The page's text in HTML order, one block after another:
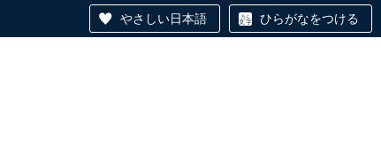
やさしい日本語 ひらがなをつける